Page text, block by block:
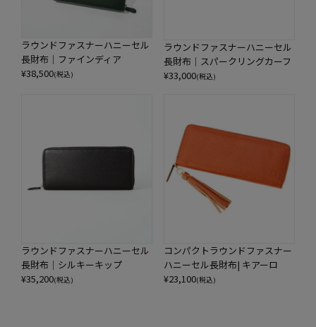
ラウンドファスナーハニーセル
長財布｜ファインディア
¥38,500(税込)
ラウンドファスナーハニーセル
長財布｜スパークリングカーフ
¥33,000(税込)
ラウンドファスナーハニーセル
長財布｜シルキーキップ
¥35,200(税込)
コンパクトラウンドファスナー
ハニーセル長財布| キアーロ
¥23,100(税込)